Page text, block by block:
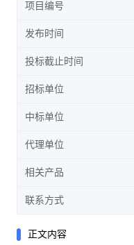
项目编号
发布时间
投标截止时间
招标单位
中标单位
代理单位
相关产品
联系方式
正文内容